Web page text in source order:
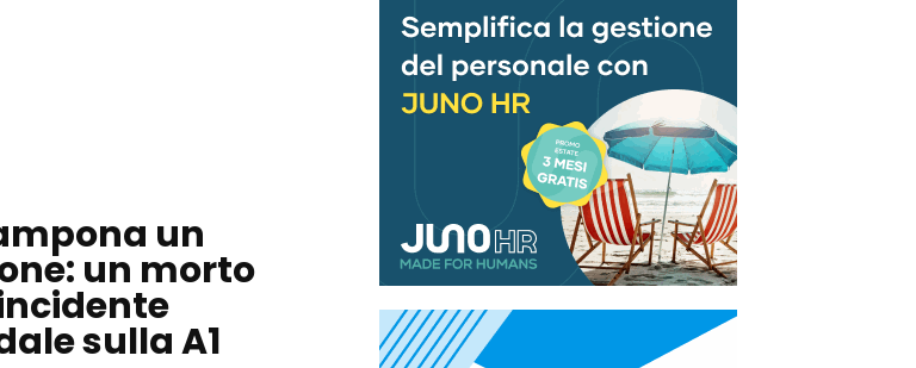
un
un morto
sulla A1